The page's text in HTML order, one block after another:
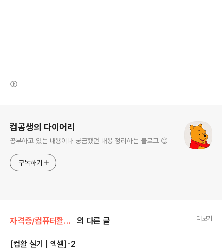
컴공생의 다이어리
공부하고 있는 내용이나 궁금했던 내용 정리하는 블로그 😊
구독하기
자격증/컴퓨터활용능력 의 다른 글 더보기
[컴활 실기 | 엑셀]-2